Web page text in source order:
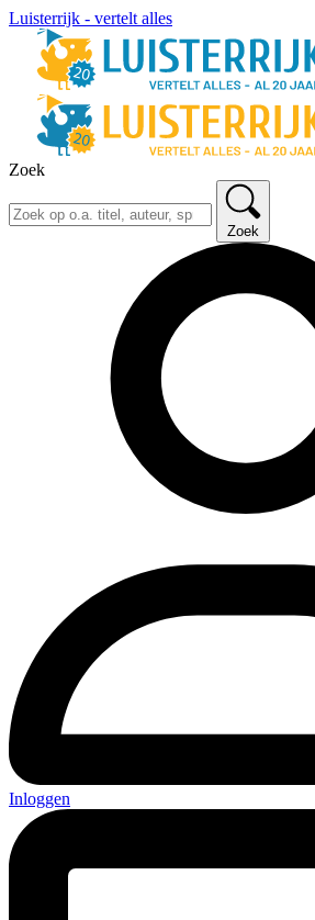
Luisterrijk - vertelt alles
Zoek
Zoek
Inloggen